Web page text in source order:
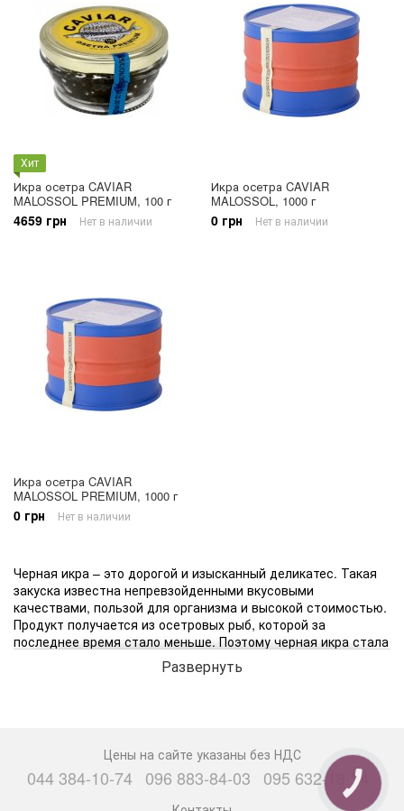
Хит
Икра осетра CAVIAR
MALOSSOL PREMIUM, 100 г
4659 грн Нет в наличии
Икра осетра CAVIAR
MALOSSOL, 1000 г
0 грн Нет в наличии
Икра осетра CAVIAR
MALOSSOL PREMIUM, 1000 г
0 грн Нет в наличии
Черная икра – это дорогой и изысканный деликатес. Такая
закуска известна непревзойденными вкусовыми
качествами, пользой для организма и высокой стоимостью.
Продукт получается из осетровых рыб, которой за
последнее время стало меньше. Поэтому черная икра стала
дефицитным и редко встречающимся продуктом.
Чтобы этого не произошло, выбирать нужно только
проверенных производителей. Икра осетра Caviar уже давно
занимает лидирующие позиции на рынке и славится своей
Развернуть
Цены на сайте указаны без НДС
044 384-10-74 096 883-84-03 095 632-18-34
КНОПКА
СВЯЗИ